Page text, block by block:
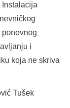
i
koja ne skriva
Tušek